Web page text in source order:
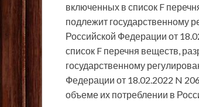
включенных в список F
подлежит государственному
Российской Федерации от
список F перечня веществ,
государственному
Федерации от 18.02.2022 N
объеме их потреблении в